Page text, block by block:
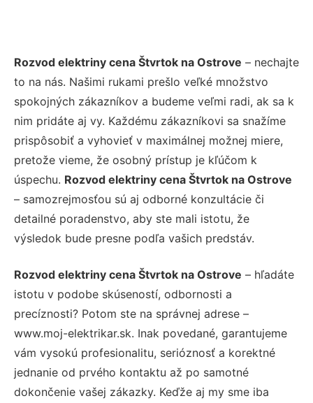
Rozvod elektriny cena Štvrtok na Ostrove – nechajte
to na nás. Našimi rukami prešlo veľké množstvo
spokojných zákazníkov a budeme veľmi radi, ak sa k
nim pridáte aj vy. Každému zákazníkovi sa snažíme
prispôsobiť a vyhovieť v maximálnej možnej miere,
pretože vieme, že osobný prístup je kľúčom k
úspechu. Rozvod elektriny cena Štvrtok na Ostrove
– samozrejmosťou sú aj odborné konzultácie či
detailné poradenstvo, aby ste mali istotu, že
výsledok bude presne podľa vašich predstáv.
Rozvod elektriny cena Štvrtok na Ostrove – hľadáte
istotu v podobe skúseností, odbornosti a
precíznosti? Potom ste na správnej adrese –
www.moj-elektrikar.sk. Inak povedané, garantujeme
vám vysokú profesionalitu, serióznosť a korektné
jednanie od prvého kontaktu až po samotné
dokončenie vašej zákazky. Keďže aj my sme iba